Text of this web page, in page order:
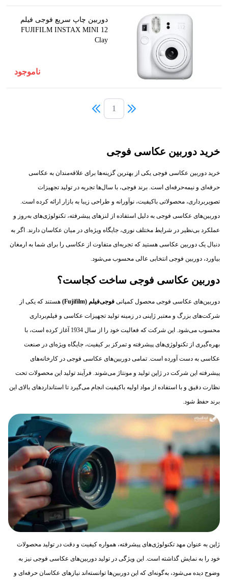
دوربین چاپ سریع فوجی فیلم
FUJIFILM INSTAX MINI 12
Clay
ناموجود
1
خرید دوربین عکاسی فوجی
خرید دوربین عکاسی فوجی یکی از بهترین گزینه‌ها برای علاقه‌مندان به عکاسی
حرفه‌ای و نیمه‌حرفه‌ای است. برند فوجی، با سال‌ها تجربه در تولید تجهیزات
تصویربرداری، محصولاتی باکیفیت، نوآورانه و طراحی زیبا به بازار ارائه کرده است.
دوربین‌های عکاسی فوجی به دلیل استفاده از لنزهای پیشرفته، تکنولوژی‌های به‌روز و
عملکرد بی‌نظیر در شرایط مختلف نوری، جایگاه ویژه‌ای در میان عکاسان دارند. اگر به
دنبال یک دوربین عکاسی هستید که تجربه‌ای متفاوت از عکاسی را برای شما به ارمغان
بیاورد، دوربین فوجی انتخابی عالی محسوب می‌شود.
دوربین عکاسی فوجی ساخت کجاست؟
دوربین‌های عکاسی فوجی محصول کمپانی فوجی‌فیلم (Fujifilm)
هستند که یکی از
شرکت‌های بزرگ و معتبر ژاپنی در زمینه تولید تجهیزات عکاسی و فیلم‌برداری
محسوب می‌شود. این شرکت که فعالیت خود را از سال 1934 آغاز کرده است، با
بهره‌گیری از تکنولوژی‌های پیشرفته و تمرکز بر کیفیت، جایگاه ویژه‌ای در صنعت
عکاسی به دست آورده است. تمامی دوربین‌های عکاسی فوجی در کارخانه‌های
پیشرفته این شرکت در ژاپن تولید و مونتاژ می‌شوند. فرآیند تولید این محصولات تحت
نظارت دقیق و با استفاده از مواد اولیه باکیفیت انجام می‌گیرد تا استانداردهای بالای این
برند حفظ شود.
ژاپن به عنوان مهد تکنولوژی‌های پیشرفته، همواره کیفیت و دقت در تولید محصولات
خود را به نمایش گذاشته است. این ویژگی در تولید دوربین‌های عکاسی فوجی نیز به
وضوح دیده می‌شود، به‌گونه‌ای که این دوربین‌ها توانسته‌اند نیازهای عکاسان حرفه‌ای و